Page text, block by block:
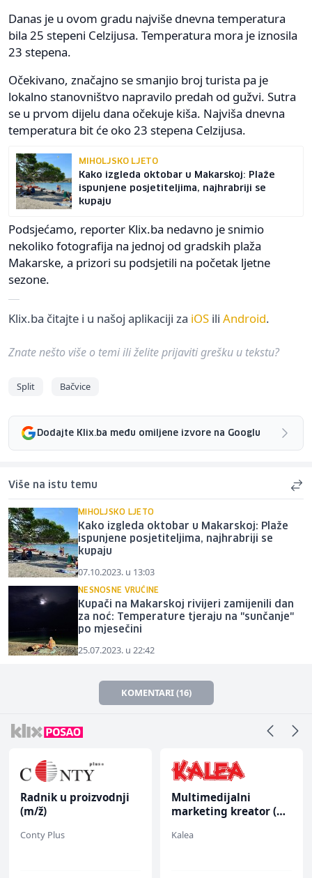
Danas je u ovom gradu najviše dnevna temperatura
bila 25 stepeni Celzijusa. Temperatura mora je iznosila
23 stepena.
Očekivano, značajno se smanjio broj turista pa je
lokalno stanovništvo napravilo predah od gužvi. Sutra
se u prvom dijelu dana očekuje kiša. Najviša dnevna
temperatura bit će oko 23 stepena Celzijusa.
MIHOLJSKO LJETO
Kako izgleda oktobar u Makarskoj: Plaže
ispunjene posjetiteljima, najhrabriji se
kupaju
Podsjećamo, reporter Klix.ba nedavno je snimio
nekoliko fotografija na jednoj od gradskih plaža
Makarske, a prizori su podsjetili na početak ljetne
sezone.
Klix.ba čitajte i u našoj aplikaciji za iOS ili Android.
Znate nešto više o temi ili želite prijaviti grešku u tekstu?
Split Bačvice
Dodajte Klix.ba među omiljene izvore na Googlu
Više na istu temu
MIHOLJSKO LJETO
Kako izgleda oktobar u Makarskoj: Plaže
ispunjene posjetiteljima, najhrabriji se
kupaju
07.10.2023. u 13:03
NESNOSNE VRUĆINE
Kupači na Makarskoj rivijeri zamijenili dan
za noć: Temperature tjeraju na "sunčanje"
po mjesečini
25.07.2023. u 22:42
KOMENTARI (16)
Radnik u proizvodnji
(m/ž)
Conty Plus
Multimedijalni
marketing kreator (m/
Kalea